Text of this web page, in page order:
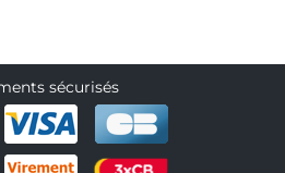
sécurisés